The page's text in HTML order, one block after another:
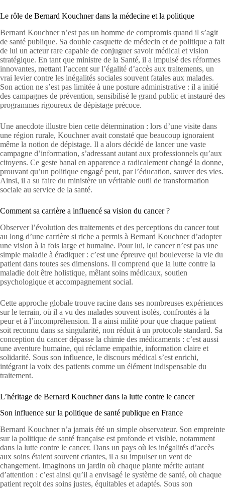
Le rôle de Bernard Kouchner dans la médecine et la politique
Bernard Kouchner n’est pas un homme de compromis quand il s’agit
de santé publique. Sa double casquette de médecin et de politique a fait
de lui un acteur rare capable de conjuguer savoir médical et vision
stratégique. En tant que ministre de la Santé, il a impulsé des réformes
innovantes, mettant l’accent sur l’égalité d’accès aux traitements, un
vrai levier contre les inégalités sociales souvent fatales aux malades.
Son action ne s’est pas limitée à une posture administrative : il a initié
des campagnes de prévention, sensibilisé le grand public et instauré des
programmes rigoureux de dépistage précoce.
Une anecdote illustre bien cette détermination : lors d’une visite dans
une région rurale, Kouchner avait constaté que beaucoup ignoraient
même la notion de dépistage. Il a alors décidé de lancer une vaste
campagne d’information, s’adressant autant aux professionnels qu’aux
citoyens. Ce geste banal en apparence a radicalement changé la donne,
prouvant qu’un politique engagé peut, par l’éducation, sauver des vies.
Ainsi, il a su faire du ministère un véritable outil de transformation
sociale au service de la santé.
Comment sa carrière a influencé sa vision du cancer ?
Observer l’évolution des traitements et des perceptions du cancer tout
au long d’une carrière si riche a permis à Bernard Kouchner d’adopter
une vision à la fois large et humaine. Pour lui, le cancer n’est pas une
simple maladie à éradiquer : c’est une épreuve qui bouleverse la vie du
patient dans toutes ses dimensions. Il comprend que la lutte contre la
maladie doit être holistique, mêlant soins médicaux, soutien
psychologique et accompagnement social.
Cette approche globale trouve racine dans ses nombreuses expériences
sur le terrain, où il a vu des malades souvent isolés, confrontés à la
peur et à l’incompréhension. Il a ainsi milité pour que chaque patient
soit reconnu dans sa singularité, non réduit à un protocole standard. Sa
conception du cancer dépasse la chimie des médicaments : c’est aussi
une aventure humaine, qui réclame empathie, information claire et
solidarité. Sous son influence, le discours médical s’est enrichi,
intégrant la voix des patients comme un élément indispensable du
traitement.
L’héritage de Bernard Kouchner dans la lutte contre le cancer
Son influence sur la politique de santé publique en France
Bernard Kouchner n’a jamais été un simple observateur. Son empreinte
sur la politique de santé française est profonde et visible, notamment
dans la lutte contre le cancer. Dans un pays où les inégalités d’accès
aux soins étaient souvent criantes, il a su impulser un vent de
changement. Imaginons un jardin où chaque plante mérite autant
d’attention : c’est ainsi qu’il a envisagé le système de santé, où chaque
patient reçoit des soins justes, équitables et adaptés. Sous son